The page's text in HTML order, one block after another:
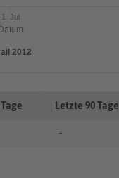
Datum
2012
1. Jul
Letzte 90 Tage
-